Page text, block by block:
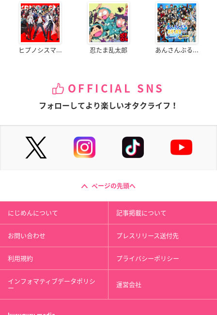
ヒプノシスマ... 忍たま乱太郎 あんさんぶる...
OFFICIAL SNS
フォローしてより楽しいオタクライフ！
ページの先頭へ
にじめんについて 記事掲載について
お問い合わせ プレスリリース送付先
利用規約 プライバシーポリシー
インフォマティブデータポリシ
ー 運営会社